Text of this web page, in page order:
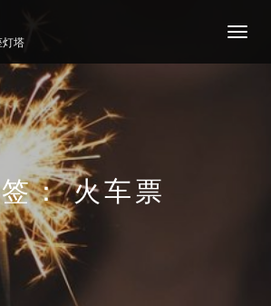
灯塔
TOGGLE
：火车票